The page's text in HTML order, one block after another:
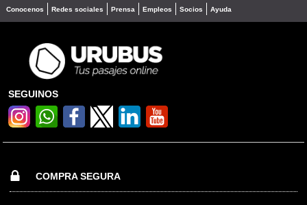
Conocenos Redes sociales Prensa Empleos Socios Ayuda
SEGUINOS
COMPRA SEGURA